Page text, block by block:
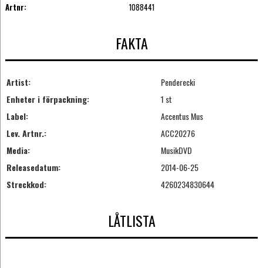
Artnr:
1088441
FAKTA
Artist:
Penderecki
Enheter i förpackning:
1 st
Label:
Accentus Mus
Lev. Artnr.:
ACC20276
Media:
MusikDVD
Releasedatum:
2014-06-25
Streckkod:
4260234830644
LÅTLISTA